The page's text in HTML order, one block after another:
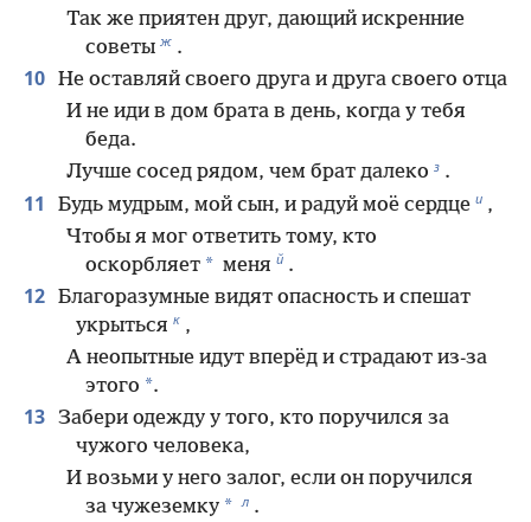
Так же приятен друг, дающий искренние
советы ж .
10 Не оставляй своего друга и друга своего отца
И не иди в дом брата в день, когда у тебя
беда.
Лучше сосед рядом, чем брат далеко з .
11 Будь мудрым, мой сын, и радуй моё сердце и ,
Чтобы я мог ответить тому, кто
оскорбляет * меня й .
12 Благоразумные видят опасность и спешат
укрыться к ,
А неопытные идут вперёд и страдают из-за
этого *.
13 Забери одежду у того, кто поручился за
чужого человека,
И возьми у него залог, если он поручился
за чужеземку * л .